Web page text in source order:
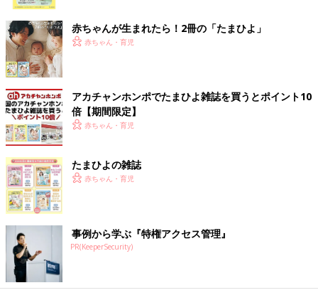
赤ちゃんが生まれたら！2冊の「たまひよ」
赤ちゃん・育児
アカチャンホンポでたまひよ雑誌を買うとポイント10
倍【期間限定】
赤ちゃん・育児
たまひよの雑誌
赤ちゃん・育児
事例から学ぶ『特権アクセス管理』
PR(KeeperSecurity)